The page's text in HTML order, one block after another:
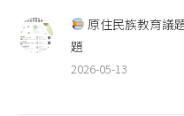
原住民族教育議
題
2026-05-13